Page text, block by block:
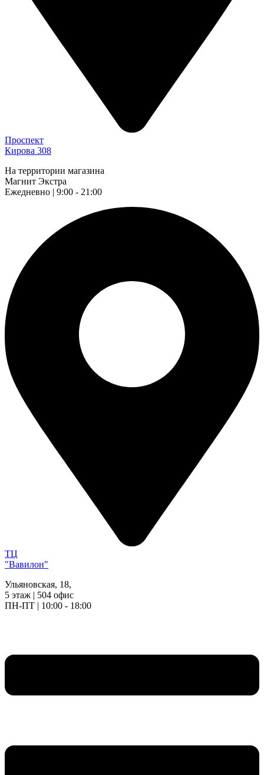
Проспект
Кирова 308
На территории магазина
Магнит Экстра
Ежедневно | 9:00 - 21:00
ТЦ
"Вавилон"
Ульяновская, 18,
5 этаж | 504 офис
ПН-ПТ | 10:00 - 18:00